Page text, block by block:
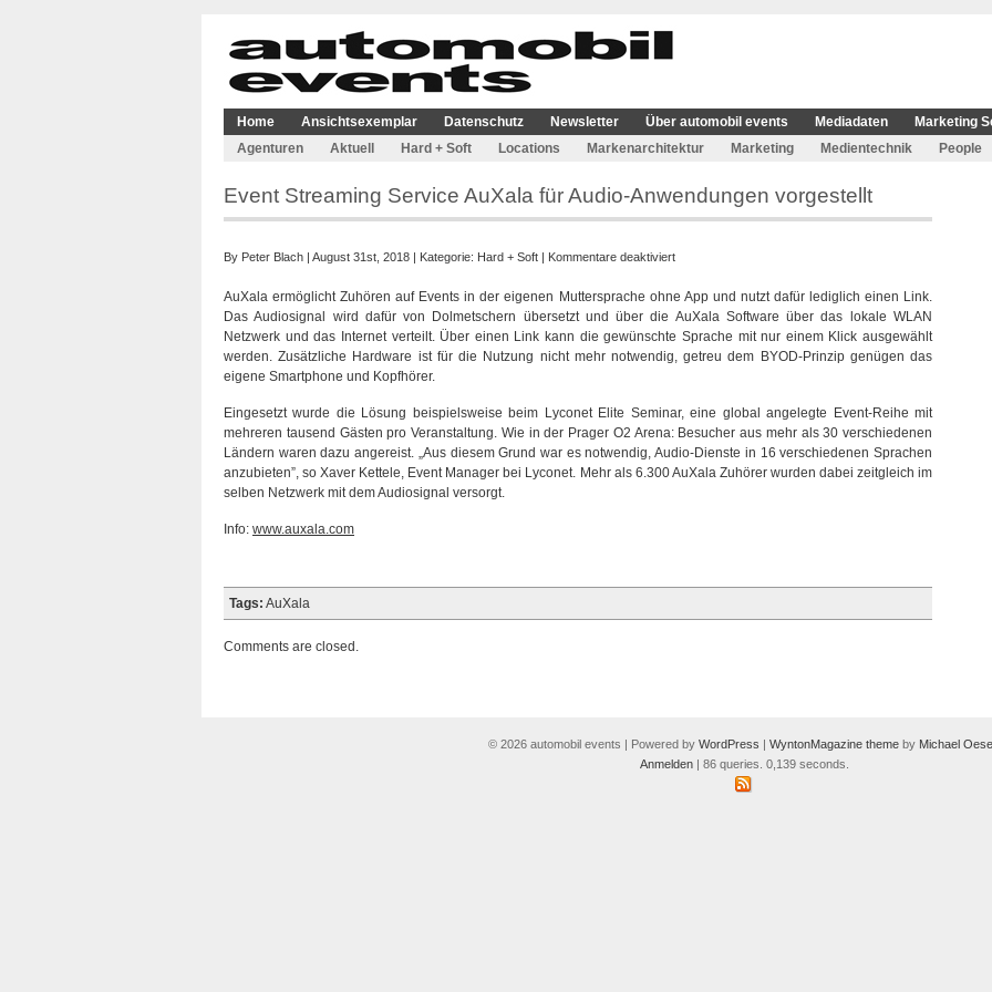
Home Ansichtsexemplar Datenschutz Newsletter Über automobil events Mediadaten
Marketing
Agenturen
Aktuell Hard + Soft Locations Markenarchitektur Marketing Medientechnik People
Event Streaming Service AuXala für Audio-Anwendungen vorgestellt
By Peter Blach | August 31st, 2018 | Kategorie: Hard + Soft | Kommentare deaktiviertfür
Streaming
Service
AuXala
für
vorgestellt
AuXala ermöglicht Zuhören auf Events in der eigenen Muttersprache ohne App und nutzt dafür lediglich einen Link.
Das Audiosignal wird dafür von Dolmetschern übersetzt und über die AuXala Software über das lokale WLAN
Netzwerk und das Internet verteilt. Über einen Link kann die gewünschte Sprache mit nur einem Klick ausgewählt
werden. Zusätzliche Hardware ist für die Nutzung nicht mehr notwendig, getreu dem BYOD-Prinzip genügen das
eigene Smartphone und Kopfhörer.
Eingesetzt wurde die Lösung beispielsweise beim Lyconet Elite Seminar, eine global angelegte Event-Reihe mit
mehreren tausend Gästen pro Veranstaltung. Wie in der Prager O2 Arena: Besucher aus mehr als 30 verschiedenen
Ländern waren dazu angereist. „Aus diesem Grund war es notwendig, Audio-Dienste in 16 verschiedenen Sprachen
anzubieten”, so Xaver Kettele, Event Manager bei Lyconet. Mehr als 6.300 AuXala Zuhörer wurden dabei zeitgleich im
selben Netzwerk mit dem Audiosignal versorgt.
Info: www.auxala.com
Tags: AuXala
Comments are closed.
© 2026 automobil events | Powered by WordPress | WyntonMagazine theme by Michael
Anmelden| 86 queries. 0,139 seconds.